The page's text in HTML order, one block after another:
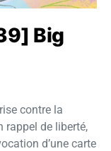
Big
contre la
rappel de liberté,
d’une carte